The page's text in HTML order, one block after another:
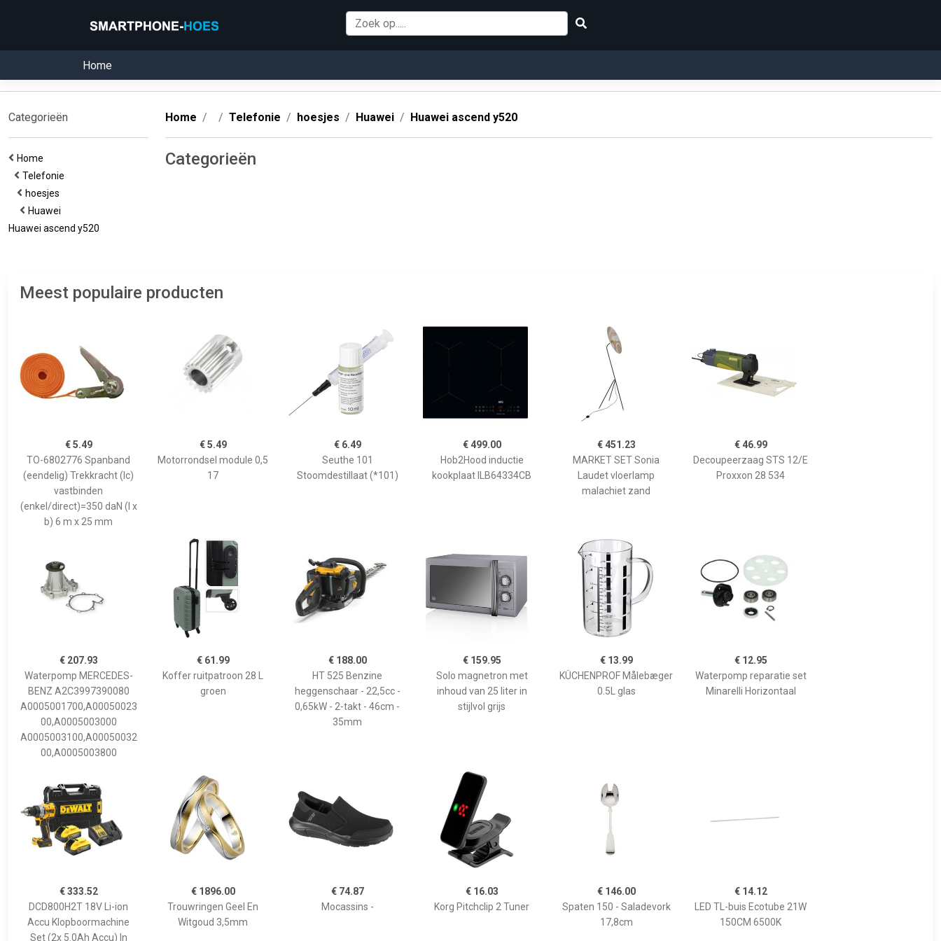
Home
Categorieën
Home
Telefonie
hoesjes
Huawei
Huawei ascend y520
Home Telefonie hoesjes Huawei Huawei ascend y520
Categorieën
Meest populaire producten
€ 5.49
TO-6802776 Spanband
(eendelig) Trekkracht (lc)
vastbinden
(enkel/direct)=350 daN (l x
b) 6 m x 25 mm
€ 5.49
Motorrondsel module 0,5
17
€ 6.49
Seuthe 101
Stoomdestillaat (*101)
€ 499.00
Hob2Hood inductie
kookplaat ILB64334CB
€ 451.23
MARKET SET Sonia
Laudet vloerlamp
malachiet zand
€ 46.99
Decoupeerzaag STS 12/E
Proxxon 28 534
€ 207.93
Waterpomp MERCEDES-
BENZ A2C3997390080
A0005001700,A00050023
00,A0005003000
A0005003100,A00050032
00,A0005003800
€ 61.99
Koffer ruitpatroon 28 L
groen
€ 188.00
HT 525 Benzine
heggenschaar - 22,5cc -
0,65kW - 2-takt - 46cm -
35mm
€ 159.95
Solo magnetron met
inhoud van 25 liter in
stijlvol grijs
€ 13.99
KÜCHENPROF Målebæger
0.5L glas
€ 12.95
Waterpomp reparatie set
Minarelli Horizontaal
€ 333.52
DCD800H2T 18V Li-ion
Accu Klopboormachine
Set (2x 5.0Ah Accu) In
€ 1896.00
Trouwringen Geel En
Witgoud 3,5mm
€ 74.87
Mocassins -
€ 16.03
Korg Pitchclip 2 Tuner
€ 146.00
Spaten 150 - Saladevork
17,8cm
€ 14.12
LED TL-buis Ecotube 21W
150CM 6500K